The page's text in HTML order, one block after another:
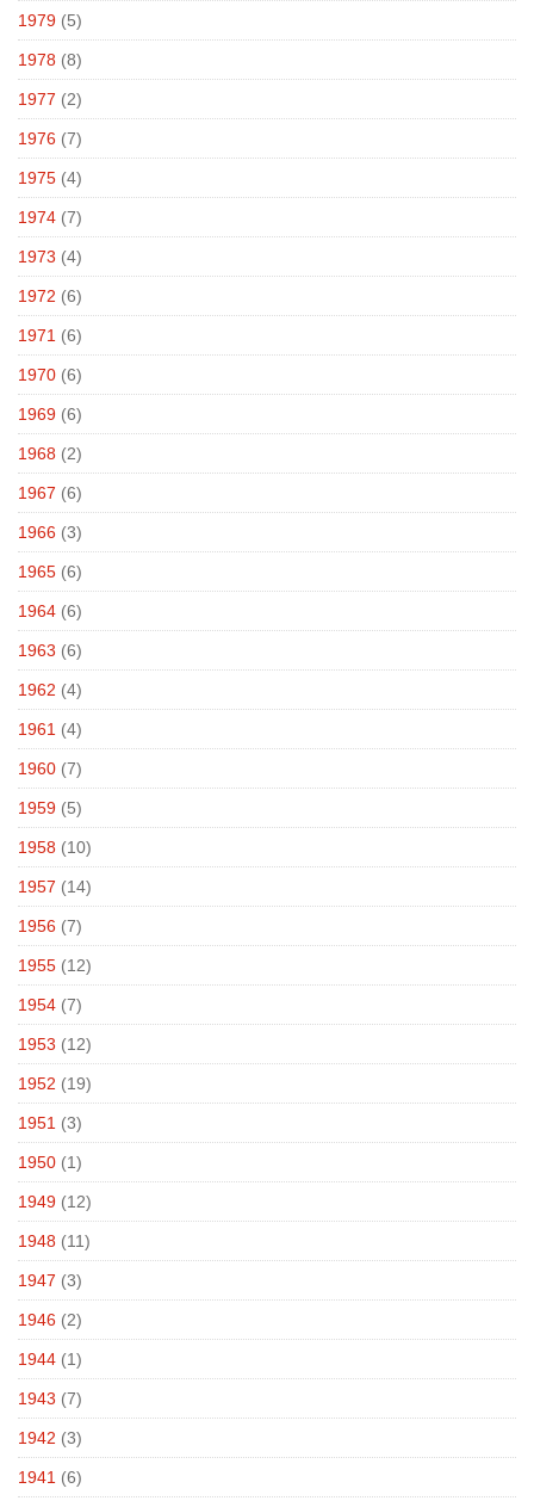
1979 (5)
1978 (8)
1977 (2)
1976 (7)
1975 (4)
1974 (7)
1973 (4)
1972 (6)
1971 (6)
1970 (6)
1969 (6)
1968 (2)
1967 (6)
1966 (3)
1965 (6)
1964 (6)
1963 (6)
1962 (4)
1961 (4)
1960 (7)
1959 (5)
1958 (10)
1957 (14)
1956 (7)
1955 (12)
1954 (7)
1953 (12)
1952 (19)
1951 (3)
1950 (1)
1949 (12)
1948 (11)
1947 (3)
1946 (2)
1944 (1)
1943 (7)
1942 (3)
1941 (6)